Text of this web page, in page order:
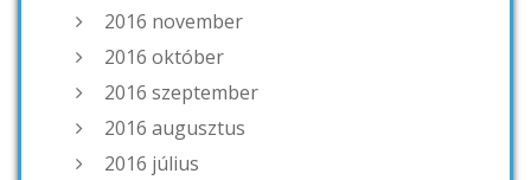
2016 november
2016 október
2016 szeptember
2016 augusztus
2016 július